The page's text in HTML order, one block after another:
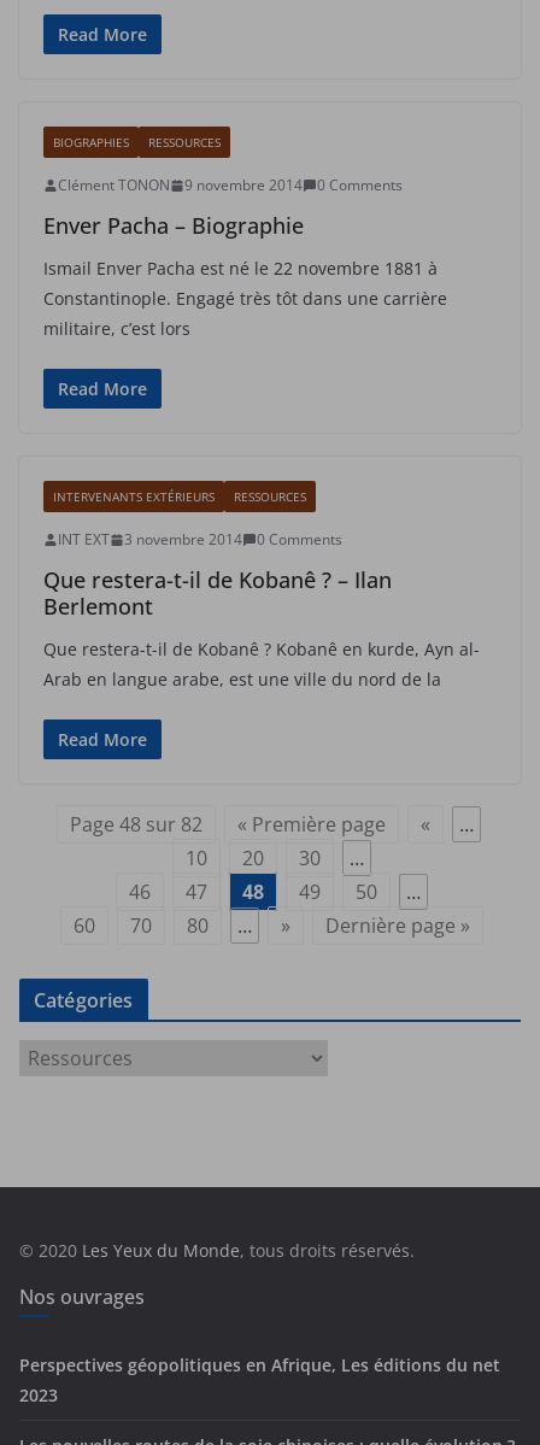
Read More
BIOGRAPHIES RESSOURCES
Clément TONON 9 novembre 2014 0 Comments
Enver Pacha – Biographie
Ismail Enver Pacha est né le 22 novembre 1881 à
Constantinople. Engagé très tôt dans une carrière
militaire, c’est lors
Read More
INTERVENANTS EXTÉRIEURS RESSOURCES
INT EXT 3 novembre 2014 0 Comments
Que restera-t-il de Kobanê ? – Ilan
Berlemont
Que restera-t-il de Kobanê ? Kobanê en kurde, Ayn al-
Arab en langue arabe, est une ville du nord de la
Read More
Page 48 sur 82 « Première page «
…
10
20 30
…
46
47 48 49 50
…
60
70 80 … » Dernière page »
Catégories
e
s
© 2020 Les Yeux du Monde, tous droits réservés.
Nos ouvrages
Perspectives géopolitiques en Afrique, Les éditions du net
2023